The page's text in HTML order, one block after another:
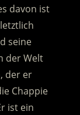
davon ist
seine
der Welt
der er
Chappie
ist ein